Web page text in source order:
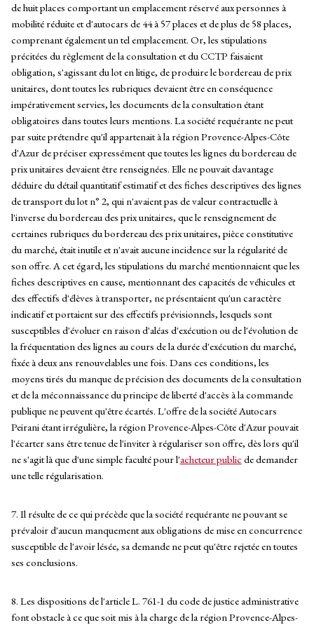
de huit places comportant un emplacement réservé aux personnes à
mobilité réduite et d'autocars de 44 à 57 places et de plus de 58 places,
comprenant également un tel emplacement. Or, les stipulations
précitées du règlement de la consultation et du CCTP faisaient
obligation, s'agissant du lot en litige, de produire le bordereau de prix
unitaires, dont toutes les rubriques devaient être en conséquence
impérativement servies, les documents de la consultation étant
obligatoires dans toutes leurs mentions. La société requérante ne peut
par suite prétendre qu'il appartenait à la région Provence-Alpes-Côte
d'Azur de préciser expressément que toutes les lignes du bordereau de
prix unitaires devaient être renseignées. Elle ne pouvait davantage
déduire du détail quantitatif estimatif et des fiches descriptives des lignes
de transport du lot n° 2, qui n'avaient pas de valeur contractuelle à
l'inverse du bordereau des prix unitaires, que le renseignement de
certaines rubriques du bordereau des prix unitaires, pièce constitutive
du marché, était inutile et n'avait aucune incidence sur la régularité de
son offre. A cet égard, les stipulations du marché mentionnaient que les
fiches descriptives en cause, mentionnant des capacités de véhicules et
des effectifs d'élèves à transporter, ne présentaient qu'un caractère
indicatif et portaient sur des effectifs prévisionnels, lesquels sont
susceptibles d'évoluer en raison d'aléas d'exécution ou de l'évolution de
la fréquentation des lignes au cours de la durée d'exécution du marché,
fixée à deux ans renouvelables une fois. Dans ces conditions, les
moyens tirés du manque de précision des documents de la consultation
et de la méconnaissance du principe de liberté d'accès à la commande
publique ne peuvent qu'être écartés. L'offre de la société Autocars
Peirani étant irrégulière, la région Provence-Alpes-Côte d'Azur pouvait
l'écarter sans être tenue de l'inviter à régulariser son offre, dès lors qu'il
ne s'agit là que d'une simple faculté pour l'acheteur public de demander
une telle régularisation.
7. Il résulte de ce qui précède que la société requérante ne pouvant se
prévaloir d'aucun manquement aux obligations de mise en concurrence
susceptible de l'avoir lésée, sa demande ne peut qu'être rejetée en toutes
ses conclusions.
8. Les dispositions de l'article L. 761-1 du code de justice administrative
font obstacle à ce que soit mis à la charge de la région Provence-Alpes-